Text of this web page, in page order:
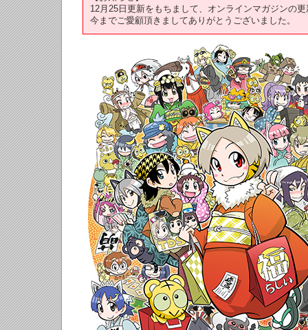
12月25日更新をもちまして、オンラインマガジンの
今までご愛顧頂きましてありがとうございました。